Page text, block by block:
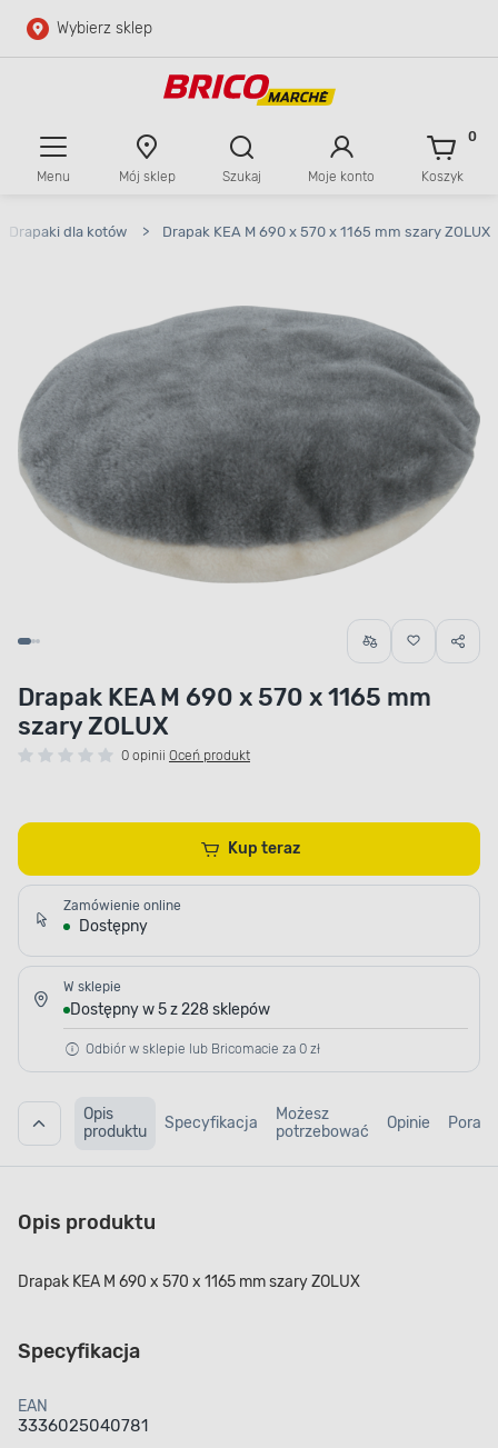
Przejdź do głównej zawartości
Wybierz sklep
Menu Mój sklep Szukaj Moje konto Koszyk
0
Drapaki dla kotów > Drapak KEA M 690 x 570 x 1165 mm szary ZOLUX
Drapak KEA M 690 x 570 x 1165 mm
szary ZOLUX
0 opinii Oceń produkt
Kup teraz
Zamówienie online
Dostępny
W sklepie
Dostępny w 5 z 228 sklepów
Odbiór w sklepie lub Bricomacie za 0 zł
Opis
produktu
Specyfikacja
Możesz
potrzebować
Opinie Porady
Opis produktu
Drapak KEA M 690 x 570 x 1165 mm szary ZOLUX
Specyfikacja
EAN
3336025040781